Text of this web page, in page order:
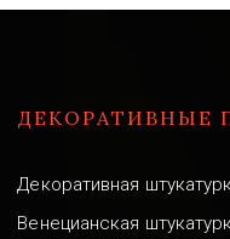
ДЕКОРАТИВНЫЕ
Декоративная
Венецианская